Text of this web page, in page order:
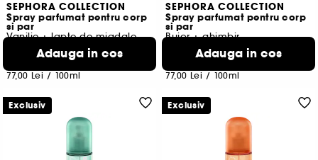
SEPHORA COLLECTION
Spray parfumat pentru corp
si par
Vanilie + lapte de migdale
77,00 Lei / 100ml
Adauga in cos
SEPHORA COLLECTION
Spray parfumat pentru corp
si par
Bujor + ghimbir
77,00 Lei / 100ml
Adauga in cos
Exclusiv Exclusiv